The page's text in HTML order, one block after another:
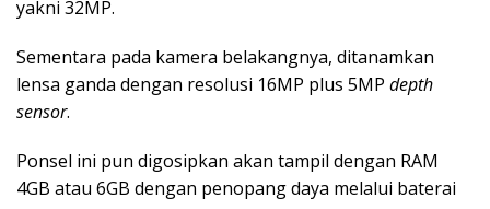
yakni 32MP.
Sementara pada kamera belakangnya, ditanamkan
lensa ganda dengan resolusi 16MP plus 5MP depth
sensor.
Ponsel ini pun digosipkan akan tampil dengan RAM
4GB atau 6GB dengan penopang daya melalui baterai